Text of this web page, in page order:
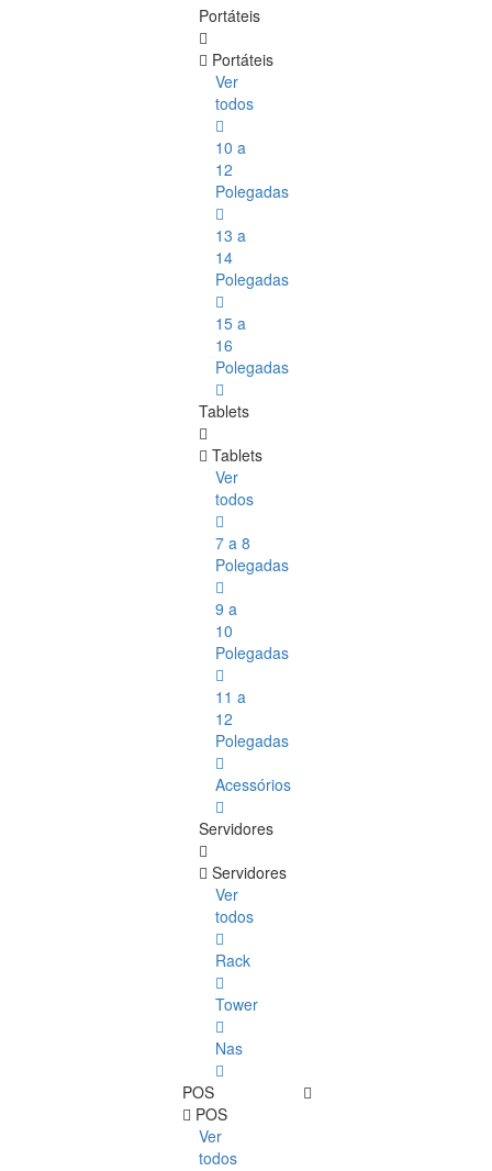
Portáteis
Portáteis
Ver
todos
10 a
12
Polegadas
13 a
14
Polegadas
15 a
16
Polegadas
Tablets
Tablets
Ver
todos
7 a 8
Polegadas
9 a
10
Polegadas
11 a
12
Polegadas
Acessórios
Servidores
Servidores
Ver
todos
Rack
Tower
Nas
POS
POS
Ver
todos